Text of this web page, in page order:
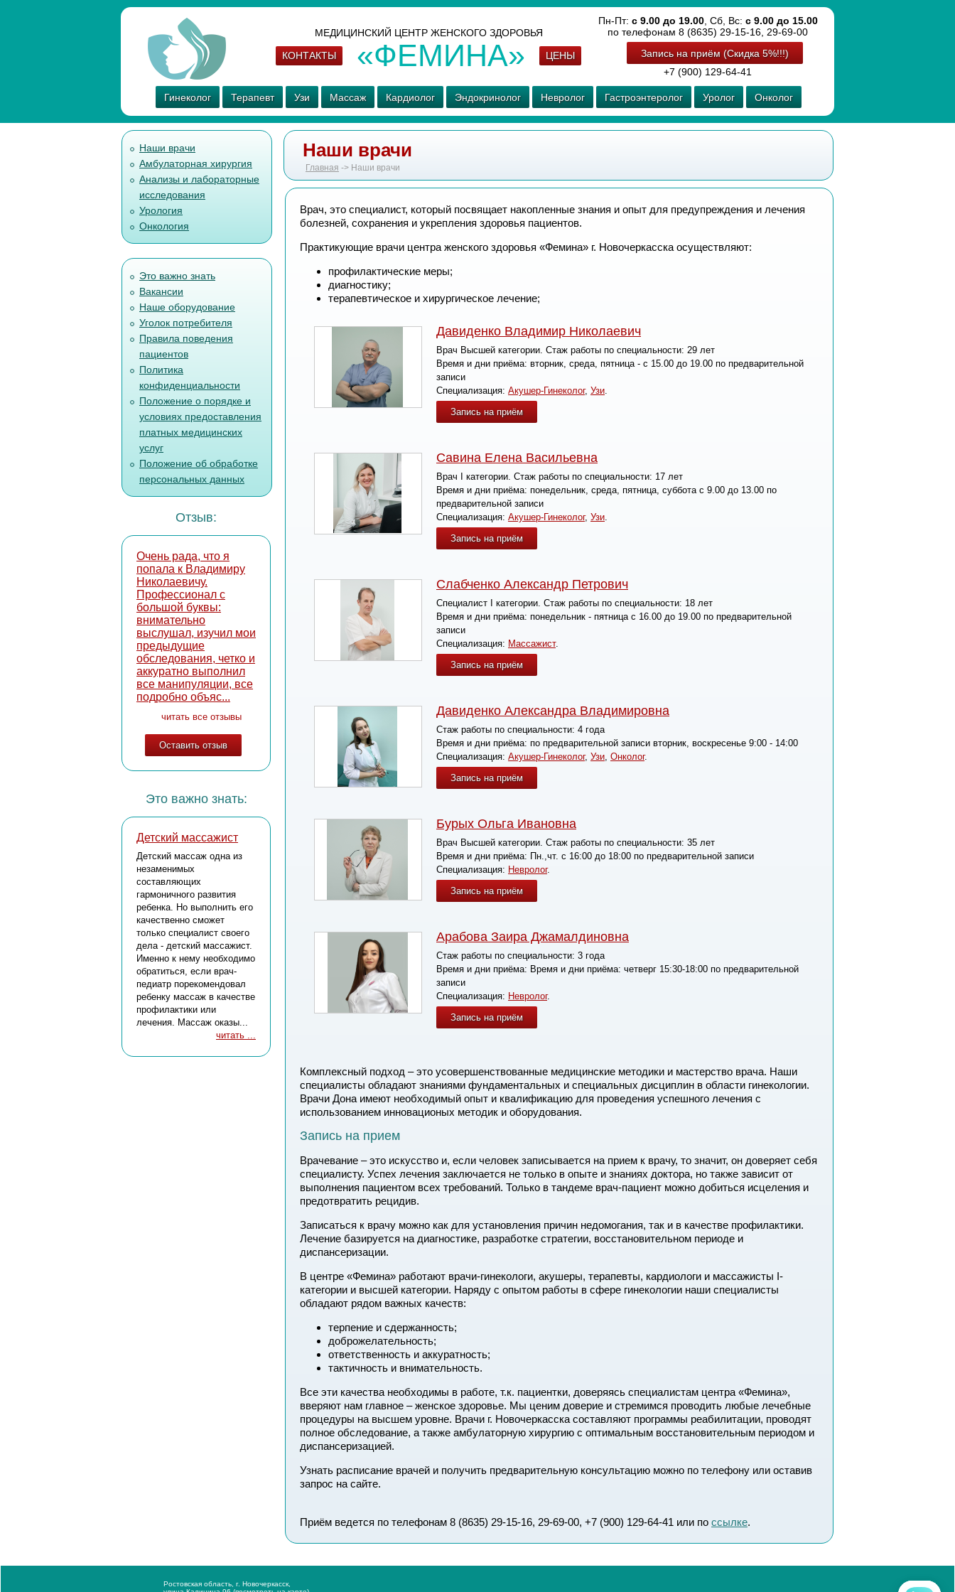
МЕДИЦИНСКИЙ ЦЕНТР ЖЕНСКОГО ЗДОРОВЬЯ
КОНТАКТЫ
«ФЕМИНА» ЦЕНЫ
Пн-Пт: с 9.00 до 19.00, Сб, Вс: с 9.00 до 15.00
по телефонам 8 (8635) 29-15-16, 29-69-00
Запись на приём (Скидка 5%!!!)
+7 (900) 129-64-41
Гинеколог Терапевт Узи Массаж Кардиолог Эндокринолог Невролог Гастроэнтеролог Уролог Онколог
Наши врачи
Амбулаторная хирургия
Анализы и лабораторные
исследования
Урология
Онкология
Это важно знать
Вакансии
Наше оборудование
Уголок потребителя
Правила поведения
пациентов
Политика
конфиденциальности
Положение о порядке и
условиях предоставления
платных медицинских
услуг
Положение об обработке
персональных данных
Отзыв:
Очень рада, что я
попала к Владимиру
Николаевичу.
Профессионал с
большой буквы:
внимательно
выслушал, изучил мои
предыдущие
обследования, четко и
аккуратно выполнил
все манипуляции, все
подробно объяс...
читать все отзывы
Оставить отзыв
Это важно знать:
Детский массажист
Детский массаж одна из
незаменимых
составляющих
гармоничного развития
ребенка. Но выполнить его
качественно сможет
только специалист своего
дела - детский массажист.
Именно к нему необходимо
обратиться, если врач-
педиатр порекомендовал
ребенку массаж в качестве
профилактики или
лечения. Массаж оказы...
читать ...
Наши врачи
Главная -> Наши врачи
Врач, это специалист, который посвящает накопленные знания и опыт для предупреждения и лечения
болезней, сохранения и укрепления здоровья пациентов.
Практикующие врачи центра женского здоровья «Фемина» г. Новочеркасска осуществляют:
профилактические меры;
диагностику;
терапевтическое и хирургическое лечение;
Давиденко Владимир Николаевич
Врач Высшей категории. Стаж работы по специальности: 29 лет
Время и дни приёма: вторник, среда, пятница - с 15.00 до 19.00 по предварительной
записи
Специализация: Акушер-Гинеколог, Узи.
Запись на приём
Савина Елена Васильевна
Врач I категории. Стаж работы по специальности: 17 лет
Время и дни приёма: понедельник, среда, пятница, суббота с 9.00 до 13.00 по
предварительной записи
Специализация: Акушер-Гинеколог, Узи.
Запись на приём
Слабченко Александр Петрович
Специалист I категории. Стаж работы по специальности: 18 лет
Время и дни приёма: понедельник - пятница с 16.00 до 19.00 по предварительной
записи
Специализация: Массажист.
Запись на приём
Давиденко Александра Владимировна
Стаж работы по специальности: 4 года
Время и дни приёма: по предварительной записи вторник, воскресенье 9:00 - 14:00
Специализация: Акушер-Гинеколог, Узи, Онколог.
Запись на приём
Бурых Ольга Ивановна
Врач Высшей категории. Стаж работы по специальности: 35 лет
Время и дни приёма: Пн.,чт. с 16:00 до 18:00 по предварительной записи
Специализация: Невролог.
Запись на приём
Арабова Заира Джамалдиновна
Стаж работы по специальности: 3 года
Время и дни приёма: Время и дни приёма: четверг 15:30-18:00 по предварительной
записи
Специализация: Невролог.
Запись на приём
Комплексный подход – это усовершенствованные медицинские методики и мастерство врача. Наши
специалисты обладают знаниями фундаментальных и специальных дисциплин в области гинекологии.
Врачи Дона имеют необходимый опыт и квалификацию для проведения успешного лечения с
использованием инновационых методик и оборудования.
Запись на прием
Врачевание – это искусство и, если человек записывается на прием к врачу, то значит, он доверяет себя
специалисту. Успех лечения заключается не только в опыте и знаниях доктора, но также зависит от
выполнения пациентом всех требований. Только в тандеме врач-пациент можно добиться исцеления и
предотвратить рецидив.
Записаться к врачу можно как для установления причин недомогания, так и в качестве профилактики.
Лечение базируется на диагностике, разработке стратегии, восстановительном периоде и
диспансеризации.
В центре «Фемина» работают врачи-гинекологи, акушеры, терапевты, кардиологи и массажисты I-
категории и высшей категории. Наряду с опытом работы в сфере гинекологии наши специалисты
обладают рядом важных качеств:
терпение и сдержанность;
доброжелательность;
ответственность и аккуратность;
тактичность и внимательность.
Все эти качества необходимы в работе, т.к. пациентки, доверяясь специалистам центра «Фемина»,
вверяют нам главное – женское здоровье. Мы ценим доверие и стремимся проводить любые лечебные
процедуры на высшем уровне. Врачи г. Новочеркасска составляют программы реабилитации, проводят
полное обследование, а также амбулаторную хирургию с оптимальным восстановительным периодом и
диспансеризацией.
Узнать расписание врачей и получить предварительную консультацию можно по телефону или оставив
запрос на сайте.
Приём ведется по телефонам 8 (8635) 29-15-16, 29-69-00, +7 (900) 129-64-41 или по ссылке.
Ростовская область, г. Новочеркасск,